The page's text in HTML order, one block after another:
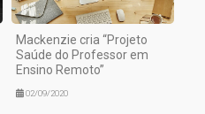
Mackenzie cria “Projeto
Saúde do Professor em
Ensino Remoto”
02/09/2020